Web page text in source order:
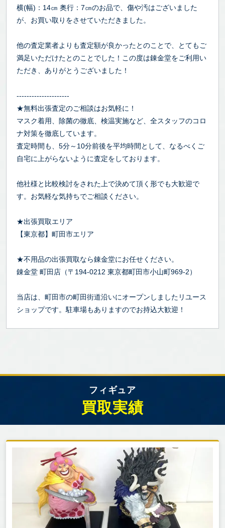
横(幅)：14㎝ 奥行：7㎝のお品で、傷や汚はございました
が、お買い取りをさせていただきました。
他の査定業者よりも査定額が良かったとのことで、とてもご
満足いただけたとのことでした！この度は錬金堂をご利用い
ただき、ありがとうございました！
---------------------
★無料出張査定のご相談はお気軽に！
マスク着用、除菌の徹底、検温実施など、全スタッフのコロ
ナ対策を徹底しています。
査定時間も、5分～10分前後を平均時間として、なるべくご
自宅に上がらないように査定をしております。
他社様と比較検討をされた上で決めて頂く形でも大歓迎で
す。お気軽な気持ちでご相談ください。
★出張買取エリア
【東京都】町田市エリア
★不用品の出張買取なら錬金堂にお任せください。
錬金堂 町田店（〒194-0212 東京都町田市小山町969-2）
当店は、町田市の町田街道沿いにオープンしましたリユース
ショップです。駐車場もありますのでお持込大歓迎！
フィギュア
買取実績